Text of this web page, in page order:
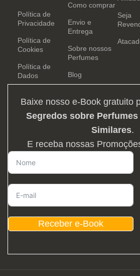
Política de
Privacidade
Política de
Cookies
Política de
Dados
Como comprar
Envio e
Entrega
Sobre nossos
Perfumes
Blog
Seja
Baixe nosso e-Book gratuito
Segredos sobre
Similares.
E receba nossas
Receber e-Book